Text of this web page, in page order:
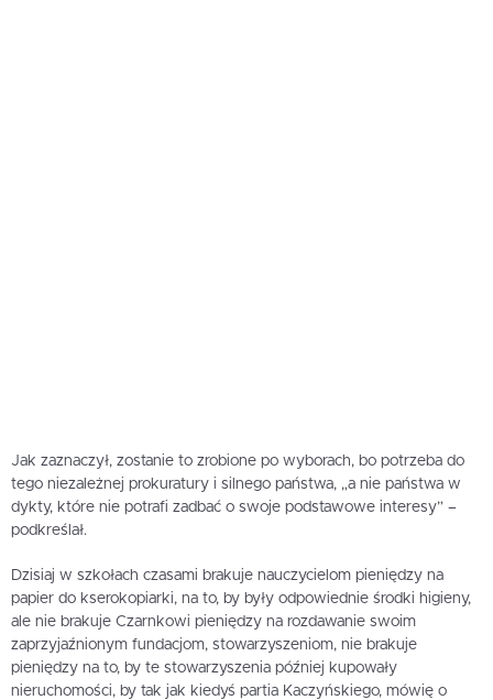
Jak zaznaczył, zostanie to zrobione po wyborach, bo potrzeba do
tego niezależnej prokuratury i silnego państwa, „a nie państwa w
dykty, które nie potrafi zadbać o swoje podstawowe interesy” –
podkreślał.
Dzisiaj w szkołach czasami brakuje nauczycielom pieniędzy na
papier do kserokopiarki, na to, by były odpowiednie środki higieny,
ale nie brakuje Czarnkowi pieniędzy na rozdawanie swoim
zaprzyjaźnionym fundacjom, stowarzyszeniom, nie brakuje
pieniędzy na to, by te stowarzyszenia później kupowały
nieruchomości, by tak jak kiedyś partia Kaczyńskiego, mówię o